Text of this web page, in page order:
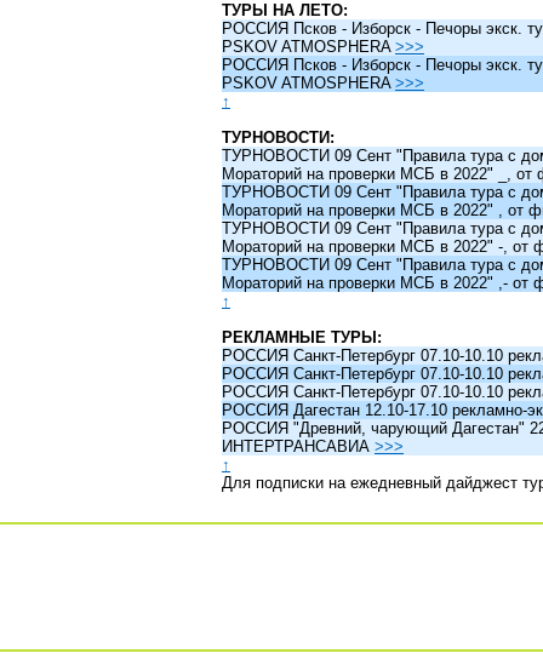
ТУРЫ НА ЛЕТО:
РОССИЯ Псков - Изборск - Печоры экск.
PSKOV ATMOSPHERA >>>
РОССИЯ Псков - Изборск - Печоры экск.
PSKOV ATMOSPHERA >>>
↑
ТУРНОВОСТИ:
ТУРНОВОСТИ 09 Сент "Правила тура с
Мораторий на проверки МСБ в 2022" _,
ТУРНОВОСТИ 09 Сент "Правила тура с
Мораторий на проверки МСБ в 2022" ,
ТУРНОВОСТИ 09 Сент "Правила тура с
Мораторий на проверки МСБ в 2022" -,
ТУРНОВОСТИ 09 Сент "Правила тура с
Мораторий на проверки МСБ в 2022" ,-
↑
РЕКЛАМНЫЕ ТУРЫ:
РОССИЯ Санкт-Петербург 07.10-10.10
РОССИЯ Санкт-Петербург 07.10-10.10
РОССИЯ Санкт-Петербург 07.10-10.10
РОССИЯ Дагестан 12.10-17.10 рекламно-
РОССИЯ "Древний, чарующий Дагестан"
ИНТЕРТРАНСАВИА >>>
↑
Для подписки на ежедневный дайджест